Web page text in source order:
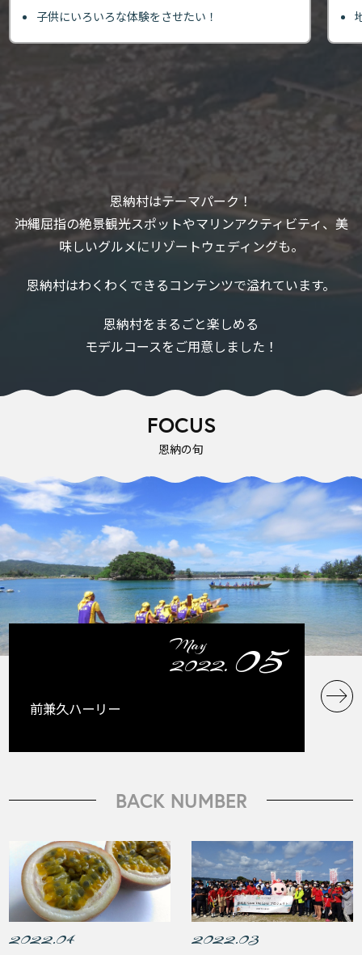
恩納村はテーマパーク！
沖縄屈指の絶景観光スポットやマリンアクティビティ、美
味しいグルメにリゾートウェディングも。
恩納村はわくわくできるコンテンツで溢れています。
恩納村をまるごと楽しめる
モデルコースをご用意しました！
子供にいろいろな体験をさせたい！
FOCUS
恩納の旬
May
2022. 05
前兼久ハーリー
BACK NUMBER
2022.04 2022.03